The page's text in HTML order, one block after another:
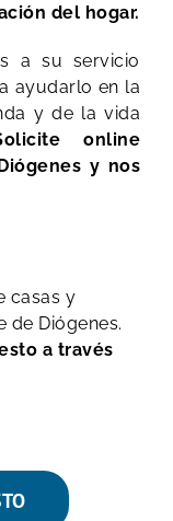
del hogar.
a su servicio
ayudarlo en la
y de la vida
online
y nos
casas y
de Diógenes.
a través